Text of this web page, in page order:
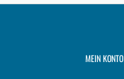
MEIN KONTO